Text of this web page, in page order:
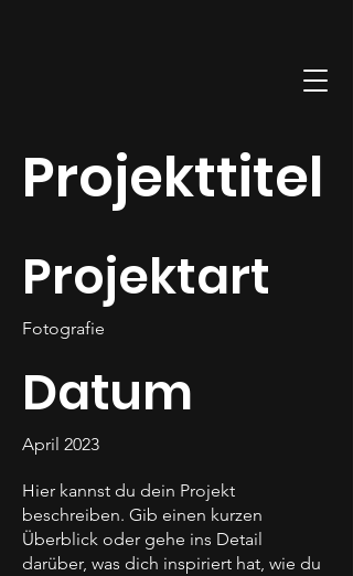
Projekttitel
Projektart
Fotografie
Datum
April 2023
Hier kannst du dein Projekt
beschreiben. Gib einen kurzen
Überblick oder gehe ins Detail
darüber, was dich inspiriert hat, wie du